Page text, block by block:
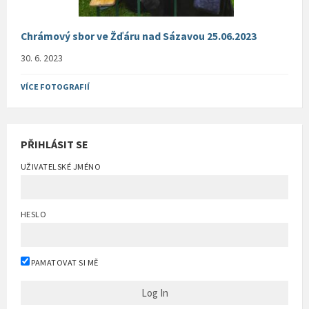
Chrámový sbor ve Žďáru nad Sázavou 25.06.2023
30. 6. 2023
VÍCE FOTOGRAFIÍ
PŘIHLÁSIT SE
UŽIVATELSKÉ JMÉNO
HESLO
PAMATOVAT SI MĚ